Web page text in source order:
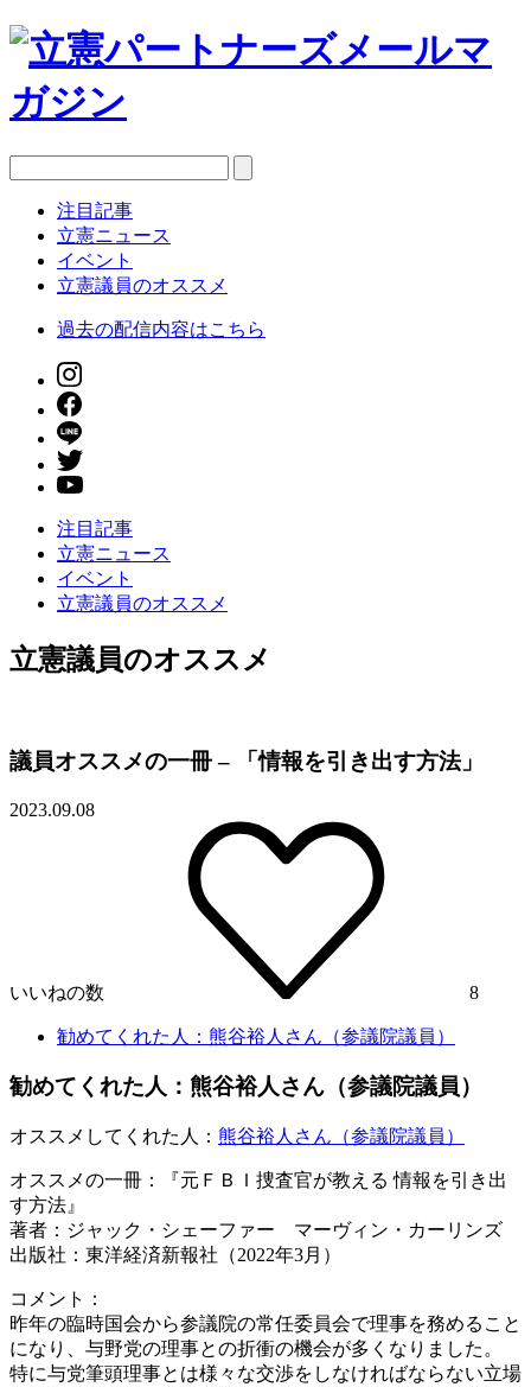
注目記事
立憲ニュース
イベント
立憲議員のオススメ
過去の配信内容はこちら
注目記事
立憲ニュース
イベント
立憲議員のオススメ
立憲議員のオススメ
議員オススメの一冊 – 「情報を引き出す方法」
2023.09.08
いいねの数 8
勧めてくれた人：熊谷裕人さん（参議院議員）
勧めてくれた人：熊谷裕人さん（参議院議員）
オススメしてくれた人： 熊谷裕人さん（参議院議員）
オススメの一冊：『元ＦＢＩ捜査官が教える 情報を引き出
す方法』
著者：ジャック・シェーファー マーヴィン・カーリンズ
出版社：東洋経済新報社（2022年3月）
コメント：
昨年の臨時国会から参議院の常任委員会で理事を務めること
になり、与野党の理事との折衝の機会が多くなりました。
特に与党筆頭理事とは様々な交渉をしなければならない立場